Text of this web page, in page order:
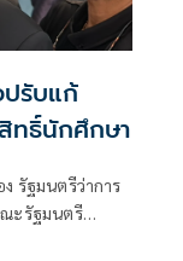
รับแก้
ธิ์นักศึกษา
รัฐมนตรีว่าการ
ะรัฐมนตรี